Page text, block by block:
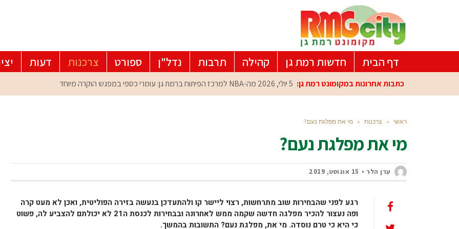
דף הבית חדשות רמת גן קהילה תרבות נדל"ן ספורט צרכנות דעות
כתבות אחרונות במקומונט רמת גן: 5 יולי, 2026 מה-NBA למרכז הפיתוח ברמת גן: עומרי כספי במפגש הוקרה מיוחד
ראשי » צרכנות » מי את מפלגת נעם?
מי את מפלגת נעם?
ערן הלר 15 אוגוסט, 2019
רגע לפני שהבחירות שוב מתרחשות, רצוי ליישר קו ולהתעדכן בנעשה בזירה הפוליטית, ואכן לא מעט קרה
ופה נעצור להכיר מפלגה חדשה שקמה ממש לאחרונה ובבחירות לכנסת ה21 לא יכולתם להצביע לה, פשוט
כי היא כי טרם נוסדה. מי את, מפלגת נעם? התשובות בהמשך.